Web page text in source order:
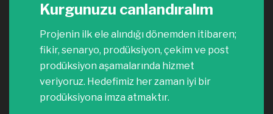
Kurgunuzu canlandıralım
Projenin ilk ele alındığı dönemden itibaren;
fikir, senaryo, prodüksiyon, çekim ve post
prodüksiyon aşamalarında hizmet
veriyoruz. Hedefimiz her zaman iyi bir
prodüksiyona imza atmaktır.